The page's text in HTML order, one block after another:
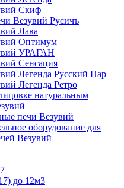
Скиф
Везувий Русичъ
Лава
Оптимум
УРАГАН
Сенсация
Легенда Русский Пар
Легенда Ретро
натуральным
печи Везувий
оборудование для
Везувий
до 12м3